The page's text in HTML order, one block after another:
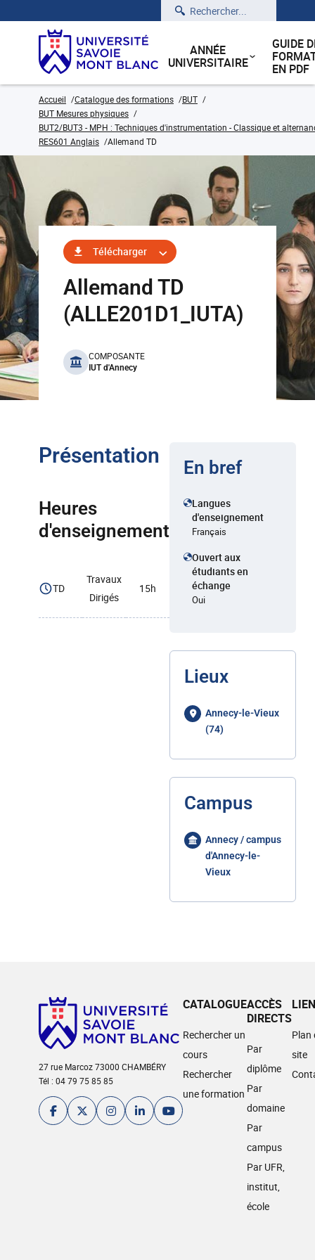
Rechercher
ANNÉE
UNIVERSITAIRE
GUIDE
EN PDF
Accueil Catalogue des formations
BUT
BUT Mesures physiques
BUT2/BUT3 - MPH : Techniques d'instrumentation - Classique et
RES601 Anglais
Allemand TD
Télécharger
Allemand TD
(ALLE201D1_IUTA)
benefits
COMPOSANTE
IUT d'Annecy
Présentation
Heures
d'enseignement
TD
Travaux
Dirigés
15h
En bref
Langues
d'enseignement
Français
Ouvert aux
étudiants en
échange
Oui
Lieux
Annecy-le-Vieux
(74)
Campus
Annecy / campus
d'Annecy-le-
Vieux
27 rue Marcoz 73000 CHAMBÉRY
Tél : 04 79 75 85 85
CATALOGUE
Rechercher un
cours
Rechercher
une formation
ACCÈS
DIRECTS
Par
diplôme
Par
domaine
Par
campus
Par UFR,
institut,
école
Plan
site